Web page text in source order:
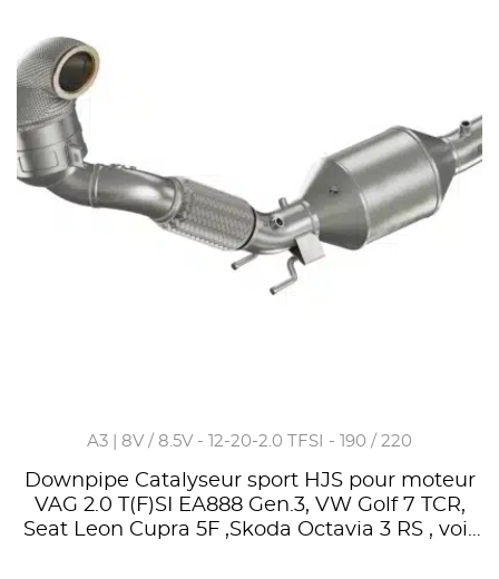
A3 | 8V / 8.5V - 12-20-2.0 TFSI - 190 / 220
Downpipe Catalyseur sport HJS pour moteur
VAG 2.0 T(F)SI EA888 Gen.3, VW Golf 7 TCR,
Seat Leon Cupra 5F ,Skoda Octavia 3 RS , voir